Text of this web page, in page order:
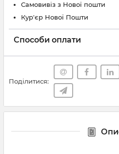
Самовивіз з Нової пошти
Кур'єр Нової Пошти
Способи оплати
Поділитися: